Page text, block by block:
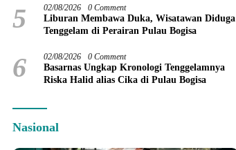
5 02/08/2026 0 Comment
Liburan Membawa Duka, Wisatawan Diduga
Tenggelam di Perairan Pulau Bogisa
6 02/08/2026 0 Comment
Basarnas Ungkap Kronologi Tenggelamnya
Riska Halid alias Cika di Pulau Bogisa
Nasional